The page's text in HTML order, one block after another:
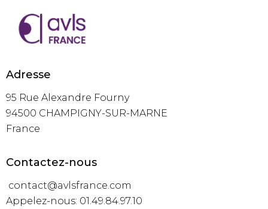
Adresse
95 Rue Alexandre Fourny
94500 CHAMPIGNY-SUR-MARNE
France
Contactez-nous
contact@avlsfrance.com
Appelez-nous: 01.49.84.97.10